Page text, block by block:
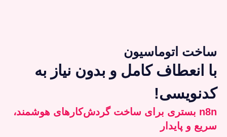
ساخت اتوماسیون
با انعطاف کامل و بدون نیاز به
کدنویسی!
n8n بستری برای ساخت گردش‌کارهای هوشمند،
سریع و پایدار